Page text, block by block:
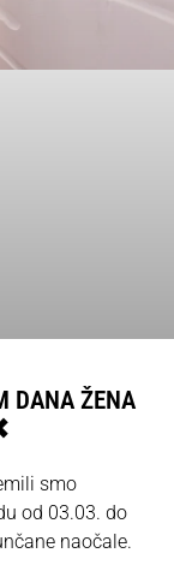
DANA ŽENA
smo
od 03.03. do
naočale.